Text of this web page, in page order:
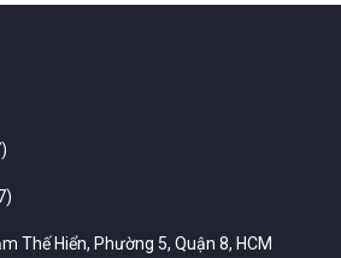
Thế Hiển, Phường 5, Quận 8, HCM